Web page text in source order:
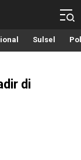
Sulsel
di